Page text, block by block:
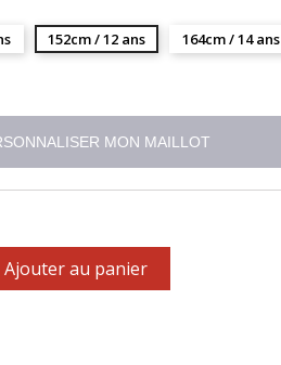
152cm / 12 ans 164cm / 14 ans
MON MAILLOT
Ajouter au panier